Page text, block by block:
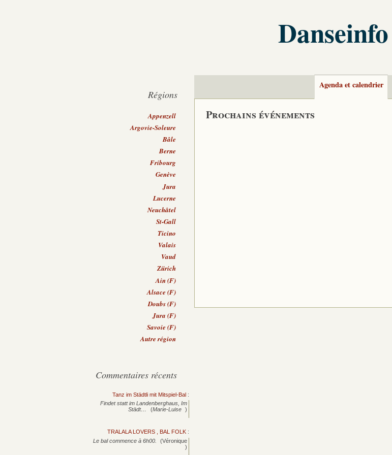
Danseinfo
Agenda et calendrier
Prochains événements
Régions
Appenzell
Argovie-Soleure
Bâle
Berne
Fribourg
Genève
Jura
Lucerne
Neuchâtel
St-Gall
Ticino
Valais
Vaud
Zürich
Ain (F)
Alsace (F)
Doubs (F)
Jura (F)
Savoie (F)
Autre région
Commentaires récents
Tanz im Städtli mit Mitspiel-Bal :
Findet statt im Landenberghaus, Im
Städt…
(Marie-Luise )
TRALALA LOVERS , BAL FOLK :
Le bal commence à 6h00.
(Véronique
)